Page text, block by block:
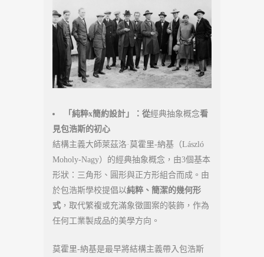
「純粹x簡約設計」：從經典抽象概念看
見包浩斯的初心
結構主義大師萊茲洛·莫霍里-納基（László
Moholy-Nagy）的經典抽象概念，由3個基本
形狀：三角形、圓形與正方形組合而成。由
於包浩斯學校提倡以純粹、簡潔的幾何形
式 ，取代繁複或充滿象徵圖案的裝飾，作為
任何工業製成品的美學方向。
莫霍里-納基是最早將結構主義帶入包浩斯